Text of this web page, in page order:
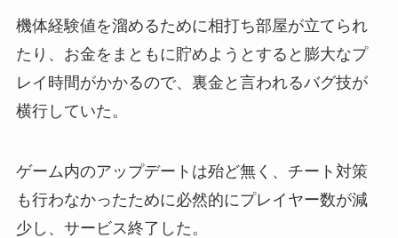
機体経験値を溜めるために相打ち部屋が立てられ
たり、お金をまともに貯めようとすると膨大なプ
レイ時間がかかるので、裏金と言われるバグ技が
横行していた。
ゲーム内のアップデートは殆ど無く、チート対策
も行わなかったために必然的にプレイヤー数が減
少し、サービス終了した。